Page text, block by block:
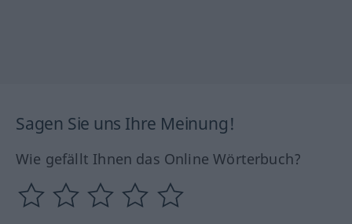
Sagen Sie uns Ihre Meinung!
Wie gefällt Ihnen das Online Wörterbuch?